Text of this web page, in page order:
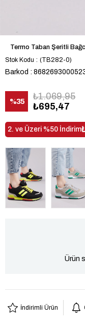
Termo Taban Şeritli
Stok Kodu
(TB282-0)
Barkod :
%35
İndirim
₺1.069,95
₺695,47
2. ve Üzeri %50 İndirim
Ürün
İndirimli Ürün